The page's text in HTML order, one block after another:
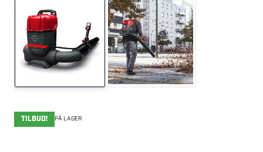
TILBUD! PÅ LAGER